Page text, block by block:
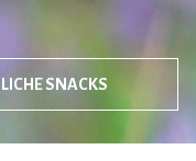
SNACKS